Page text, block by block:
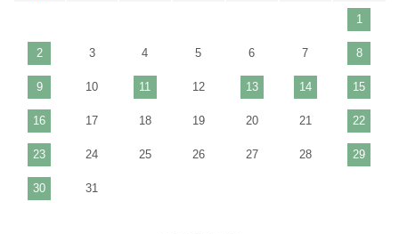
1
2 3 4 5 6 7 8
9 10 11 12 13 14 15
16 17 18 19 20 21 22
23 24 25 26 27 28 29
30 31